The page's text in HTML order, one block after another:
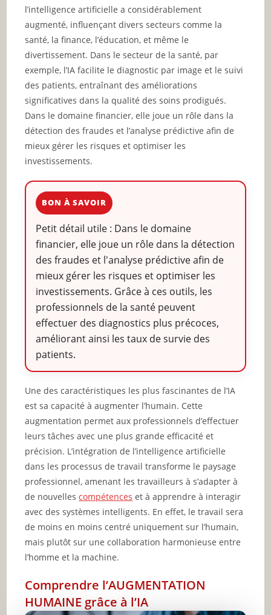
l’intelligence artificielle a considérablement
augmenté, influençant divers secteurs comme la
santé, la finance, l’éducation, et même le
divertissement. Dans le secteur de la santé, par
exemple, l’IA facilite le diagnostic par image et le suivi
des patients, entraînant des améliorations
significatives dans la qualité des soins prodigués.
Dans le domaine financier, elle joue un rôle dans la
détection des fraudes et l’analyse prédictive afin de
mieux gérer les risques et optimiser les
investissements.
BON À SAVOIR
Petit détail utile : Dans le domaine
financier, elle joue un rôle dans la détection
des fraudes et l'analyse prédictive afin de
mieux gérer les risques et optimiser les
investissements. Grâce à ces outils, les
professionnels de la santé peuvent
effectuer des diagnostics plus précoces,
améliorant ainsi les taux de survie des
patients.
Une des caractéristiques les plus fascinantes de l’IA
est sa capacité à augmenter l’humain. Cette
augmentation permet aux professionnels d’effectuer
leurs tâches avec une plus grande efficacité et
précision. L’intégration de l’intelligence artificielle
dans les processus de travail transforme le paysage
professionnel, amenant les travailleurs à s’adapter à
de nouvellescompétences et à apprendre à interagir
avec des systèmes intelligents. En effet, le travail sera
de moins en moins centré uniquement sur l’humain,
mais plutôt sur une collaboration harmonieuse entre
l’homme et la machine.
Comprendre l’AUGMENTATION
HUMAINE grâce à l’IA